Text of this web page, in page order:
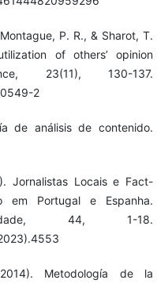
P. R., & Sharot, T.
of others’ opinion
23(11), 130-137.
2
de análisis de contenido.
Jornalistas Locais e Fact-
em Portugal e Espanha.
44, 1-18.
Metodología de la